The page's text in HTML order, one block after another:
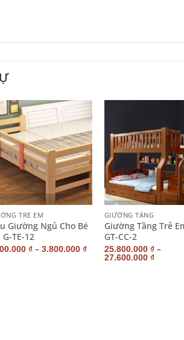
+
TRẺ EM
Giường Ngủ Cho Bé
G-TE-12
₫ –3.800.000₫
+
GIƯỜNG TẦNG
Giường Tầng Trẻ
GT-CC-2
25.800.000 ₫–
27.600.000 ₫